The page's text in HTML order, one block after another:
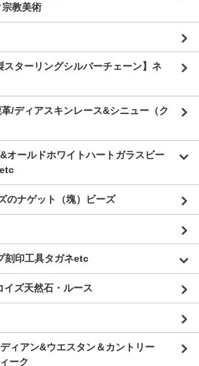
教美術
ターリングシルバーチェーン】ネ
/ディアスキンレース&シニュー（ク
オールドホワイトハートガラスビー
のナゲット（塊）ビーズ
刻印工具タガネetc
イズ天然石・ルース
ィアン&ウエスタン＆カントリー
ーク